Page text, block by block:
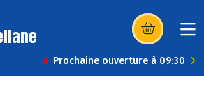
(s’ouvre dans
Prochaine ouverture à 09:30